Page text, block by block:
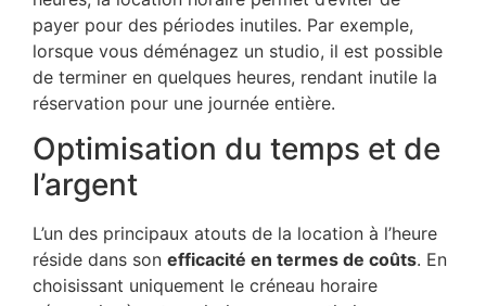
payer pour des périodes inutiles. Par exemple,
lorsque vous déménagez un studio, il est possible
de terminer en quelques heures, rendant inutile la
réservation pour une journée entière.
Optimisation du temps et de
l’argent
L’un des principaux atouts de la location à l’heure
réside dans son efficacité en termes de coûts. En
choisissant uniquement le créneau horaire